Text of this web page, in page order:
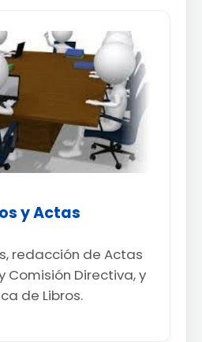
y Actas
redacción de Actas
Comisión Directiva, y
de Libros.